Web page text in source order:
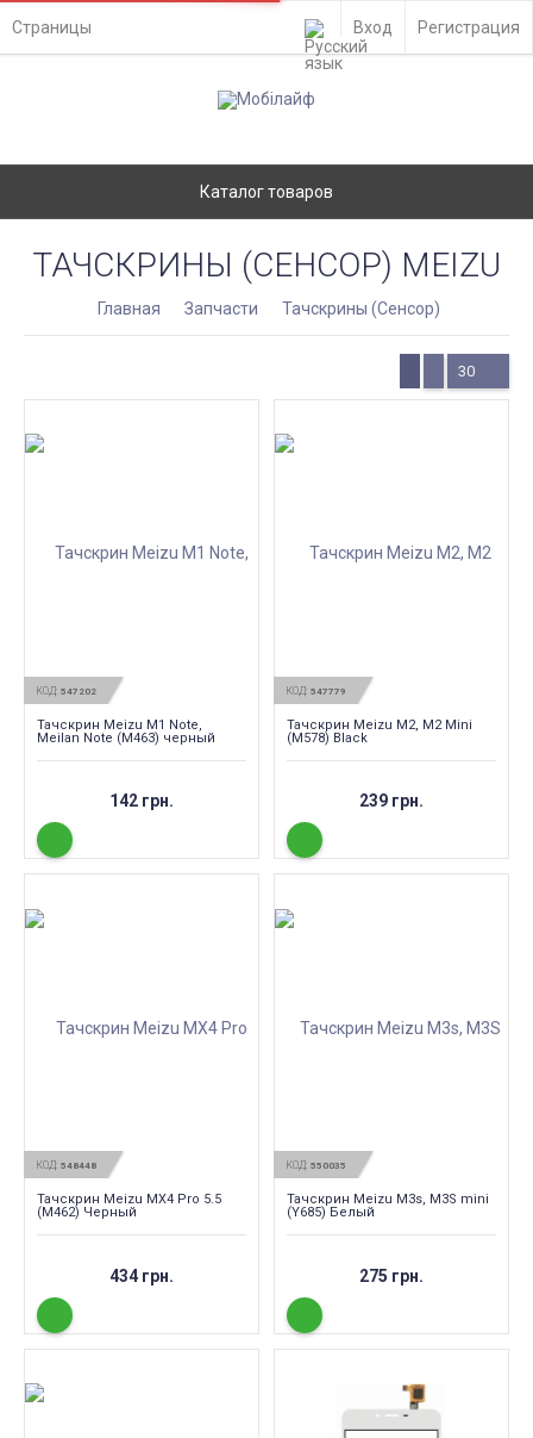
Страницы Вход Регистрация
Каталог товаров
ТАЧСКРИНЫ (СЕНСОР) MEIZU
Главная Запчасти Тачскрины (Сенсор)
30
КОД: 547202
Тачскрин Meizu M1 Note,
Meilan Note (M463) черный
142 грн.
КОД: 547779
Тачскрин Meizu M2, M2 Mini
(M578) Black
239 грн.
КОД: 548448
Тачскрин Meizu MX4 Pro 5.5
(M462) Черный
434 грн.
КОД: 550035
Тачскрин Meizu M3s, M3S mini
(Y685) Белый
275 грн.